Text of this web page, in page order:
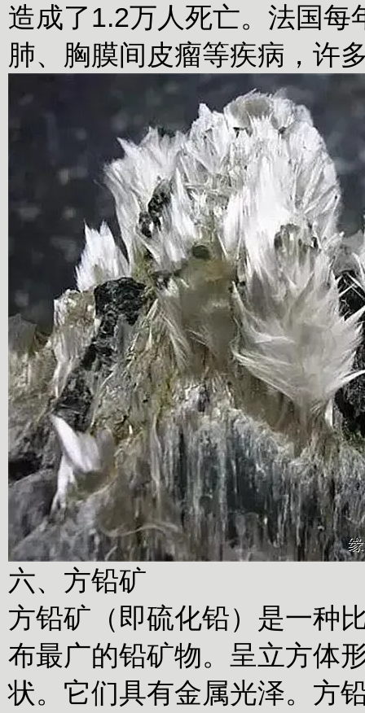
造成了1.2万人死亡。法国
肺、胸膜间皮瘤等疾病，许
六、方铅矿
方铅矿（即硫化铅）是一种
布最广的铅矿物。呈立方体
状。它们具有金属光泽。方